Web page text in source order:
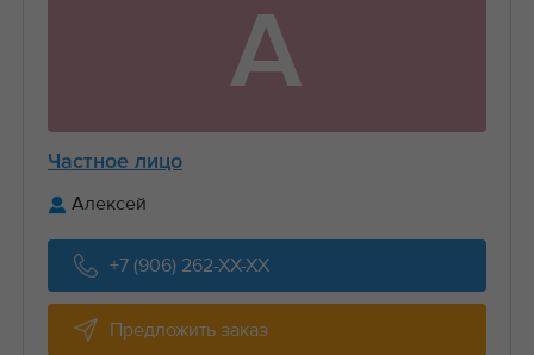
А
Частное лицо
Алексей
+7 (906) 262-XX-XX
Предложить заказ